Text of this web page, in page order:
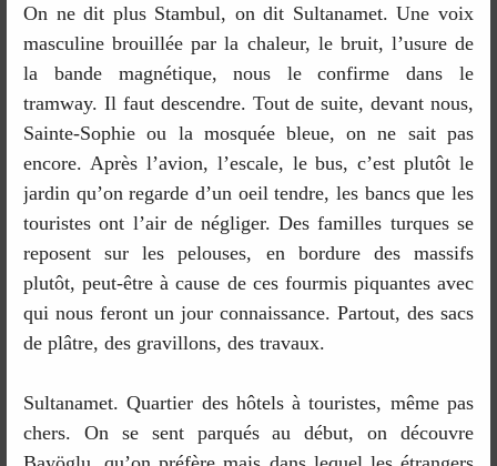
On ne dit plus Stambul, on dit Sultanamet. Une voix
masculine brouillée par la chaleur, le bruit, l’usure de
la bande magnétique, nous le confirme dans le
tramway. Il faut descendre. Tout de suite, devant nous,
Sainte-Sophie ou la mosquée bleue, on ne sait pas
encore. Après l’avion, l’escale, le bus, c’est plutôt le
jardin qu’on regarde d’un oeil tendre, les bancs que les
touristes ont l’air de négliger. Des familles turques se
reposent sur les pelouses, en bordure des massifs
plutôt, peut-être à cause de ces fourmis piquantes avec
qui nous feront un jour connaissance. Partout, des sacs
de plâtre, des gravillons, des travaux.
Sultanamet. Quartier des hôtels à touristes, même pas
chers. On se sent parqués au début, on découvre